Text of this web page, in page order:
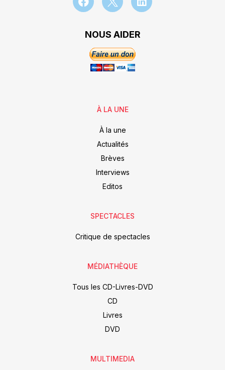
NOUS AIDER
À LA UNE
À la une
Actualités
Brèves
Interviews
Editos
SPECTACLES
Critique de spectacles
MÉDIATHÈQUE
Tous les CD-Livres-DVD
CD
Livres
DVD
MULTIMEDIA